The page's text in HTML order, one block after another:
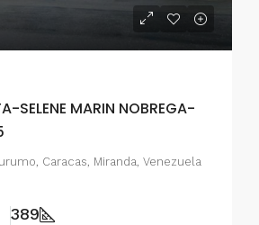
SELENE MARIN NOBREGA-
Caracas, Miranda, Venezuela
389